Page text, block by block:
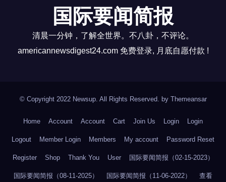
验确认现实在被测量之前并不以固定状态存在。 16。
位于图森的 Raytheon Missiles & Defense 和合作伙伴
诺斯罗普·格鲁曼公司成功完成了为国防高级研究计划
Around (GAA) 晶体管架构，被认为比当前的 5nm 芯片
效率更高、速度更快。 以下是社区广告： 打赏或捐助
方式如下： 1）Venmo 电话号码确认：7414…
跌 3%，尽管上周与国际货币基金组织 (IMF) 达成的员
工级别协议将为恢复支付11.7 亿美元的救助计划铺平
道路。 13。报道称，中国的科技打压正迫使红杉中
国 90 亿美元基金背后的风险投资家部署新的投资策
以国家安全为由，禁止一家中国公司收购与视觉传感
（7 月 21 日）升空前中止了猎鹰 9 号火箭的发射，该
火箭载有该公司的 Starlink 互联网卫星的有效载荷。当
任务控制员宣布中止时，猎鹰 9 号火箭距离发射
仅 46 秒。 该火箭之前已经飞行了 3 次，原定于加利福
国际要闻简报
清晨一分钟，了解全世界。不八卦，不评论。
americannewsdigest24.com 免费登录, 月底自愿付款 !
© Copyright 2022 Newsup. All Rights Reserved. by Themeansar
Home Account Account Cart Join Us Login Login
Logout Member Login Members My account Password Reset
Register Shop Thank You User 国际要闻简报（02-15-2023）
国际要闻简报（08-11-2025） 国际要闻简报（11-06-2022） 查看